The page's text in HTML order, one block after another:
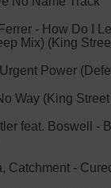
- How Do I
Mix) (King
Power
Way (King
feat. Boswell -
Catchment -